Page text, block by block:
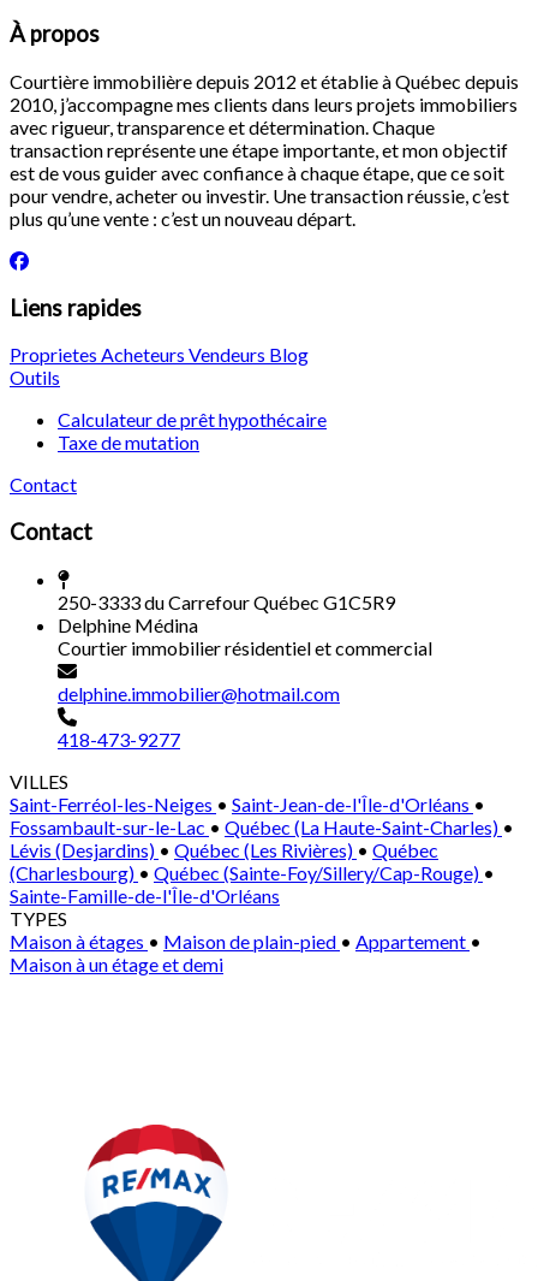
À propos
Courtière immobilière depuis 2012 et établie à Québec depuis
2010, j’accompagne mes clients dans leurs projets immobiliers
avec rigueur, transparence et détermination. Chaque
transaction représente une étape importante, et mon objectif
est de vous guider avec confiance à chaque étape, que ce soit
pour vendre, acheter ou investir. Une transaction réussie, c’est
plus qu’une vente : c’est un nouveau départ.
Liens rapides
Proprietes Acheteurs Vendeurs Blog
Outils
Calculateur de prêt hypothécaire
Taxe de mutation
Contact
Contact
250-3333 du Carrefour Québec G1C5R9
Delphine Médina
Courtier immobilier résidentiel et commercial
delphine.immobilier@hotmail.com
418-473-9277
VILLES
Saint-Ferréol-les-Neiges • Saint-Jean-de-l'Île-d'Orléans •
Fossambault-sur-le-Lac • Québec (La Haute-Saint-Charles) •
Lévis (Desjardins) • Québec (Les Rivières) • Québec
(Charlesbourg) • Québec (Sainte-Foy/Sillery/Cap-Rouge) •
Sainte-Famille-de-l'Île-d'Orléans
TYPES
Maison à étages • Maison de plain-pied • Appartement •
Maison à un étage et demi